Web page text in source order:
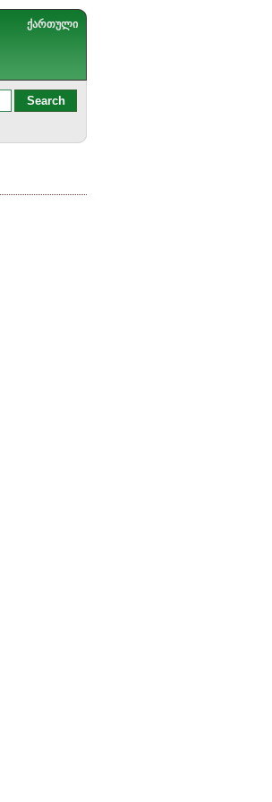
ქართული